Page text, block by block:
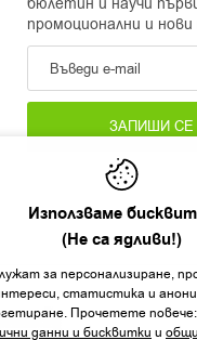
Използваме
(Не са ядливи!)
за персонализиране,
статистика и
Прочетете повече:
данни и бисквитки и
промоционални и
ЗАПИШИ СЕ